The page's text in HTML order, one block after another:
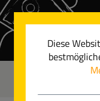
Zum Hauptinhalt springen
Diese